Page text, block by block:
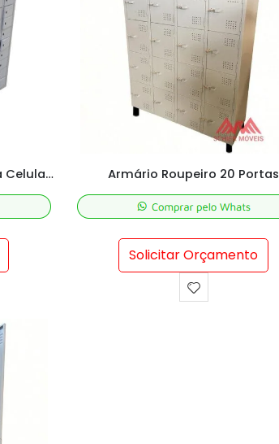
Armário Porta Objetos Guarda Celular Porta Chaves E Porta Carteira Armário Roupeiro 20 Portas
Solicitar Orçamento